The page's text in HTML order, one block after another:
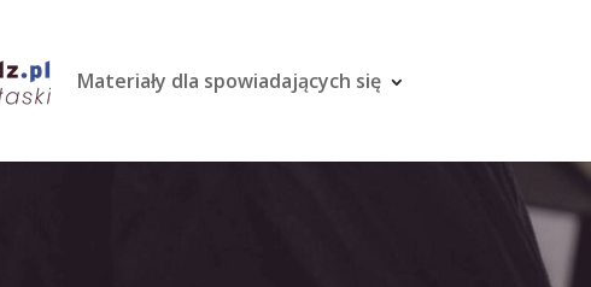
Materiały dla spowiadających się